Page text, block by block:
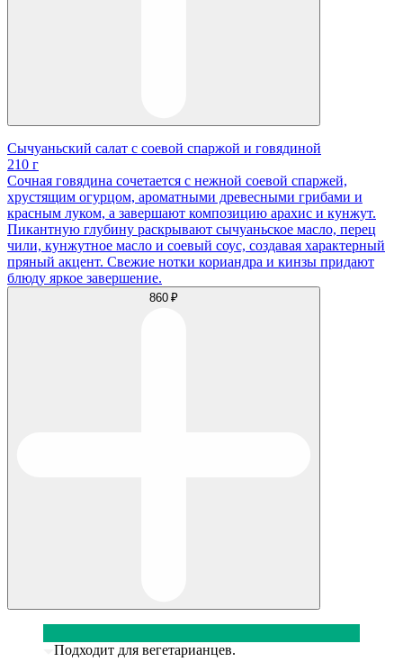
Сычуаньский салат с соевой спаржой и говядиной
210 г
Сочная говядина сочетается с нежной соевой спаржей,
хрустящим огурцом, ароматными древесными грибами и
красным луком, а завершают композицию арахис и кунжут.
Пикантную глубину раскрывают сычуаньское масло, перец
чили, кунжутное масло и соевый соус, создавая характерный
пряный акцент. Свежие нотки кориандра и кинзы придают
блюду яркое завершение.
860 ₽
Подходит для вегетарианцев.